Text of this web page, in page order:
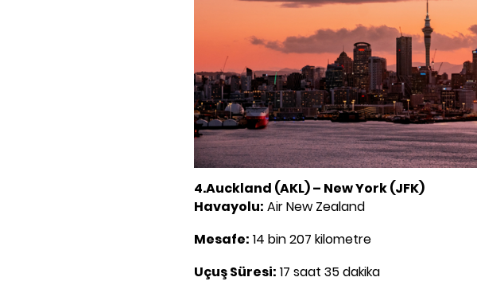
4.Auckland (AKL) – New York (JFK)
Havayolu: Air New Zealand
Mesafe: 14 bin 207 kilometre
Uçuş Süresi: 17 saat 35 dakika